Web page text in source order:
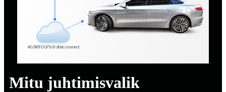
Mitu juhtimisvalik